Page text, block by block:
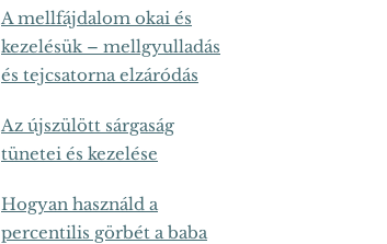
A mellfájdalom okai és
kezelésük – mellgyulladás
és tejcsatorna elzáródás
Az újszülött sárgaság
tünetei és kezelése
Hogyan használd a
percentilis görbét a baba